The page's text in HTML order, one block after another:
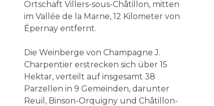
Ortschaft Villers-sous-Châtillon, mitten
im Vallée de la Marne, 12 Kilometer von
Épernay entfernt.
Die Weinberge von Champagne J.
Charpentier erstrecken sich über 15
Hektar, verteilt auf insgesamt 38
Parzellen in 9 Gemeinden, darunter
Reuil, Binson-Orquigny und Châtillon-